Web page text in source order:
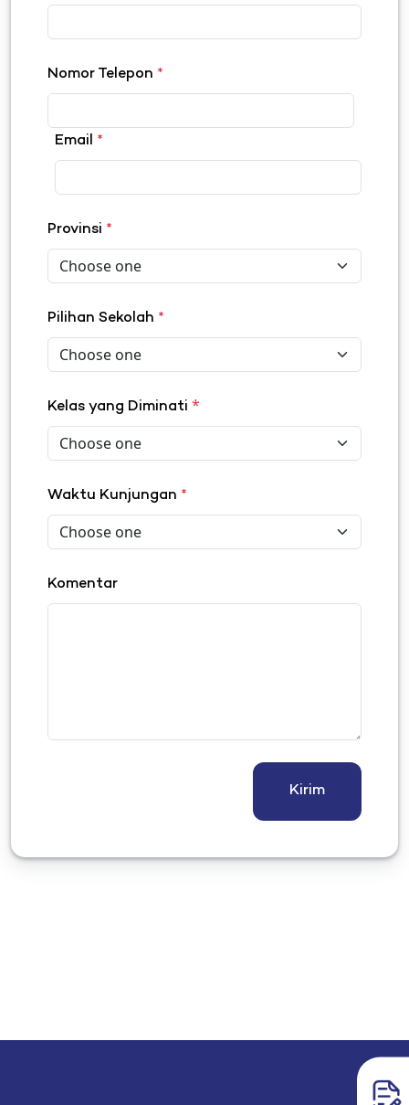
Nomor Telepon *
Email *
Provinsi *
Pilihan Sekolah *
Kelas yang Diminati *
Waktu Kunjungan *
Komentar
Kirim